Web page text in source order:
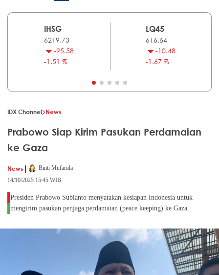
IHSG
6219.73
-95.58
-1.51 %
LQ45
616.64
-10.48
-1.67 %
IDX Channel News
Prabowo Siap Kirim Pasukan Perdamaian
ke Gaza
News |
Binti Mufarida
14/10/2025 15:45 WIB
Presiden Prabowo Subianto menyatakan kesiapan Indonesia untuk
mengirim pasukan penjaga perdamaian (peace keeping) ke Gaza.